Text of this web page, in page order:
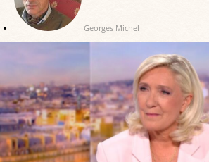
Georges Michel